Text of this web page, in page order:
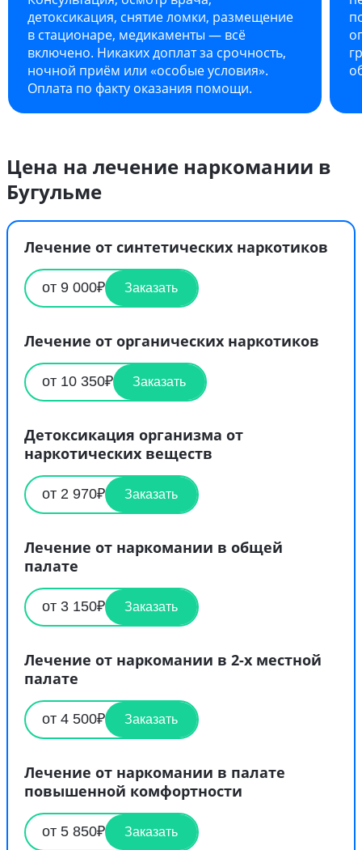
детоксикация, снятие ломки, размещение
в стационаре, медикаменты — всё
включено. Никаких доплат за срочность,
ночной приём или «особые условия».
Оплата по факту оказания помощи.
Цена на лечение наркомании в
Бугульме
Лечение от синтетических наркотиков
от 9 000₽ Заказать
Лечение от органических наркотиков
от 10 350₽ Заказать
Детоксикация организма от
наркотических веществ
от 2 970₽ Заказать
Лечение от наркомании в общей
палате
от 3 150₽ Заказать
Лечение от наркомании в 2-х местной
палате
от 4 500₽ Заказать
Лечение от наркомании в палате
повышенной комфортности
от 5 850₽ Заказать